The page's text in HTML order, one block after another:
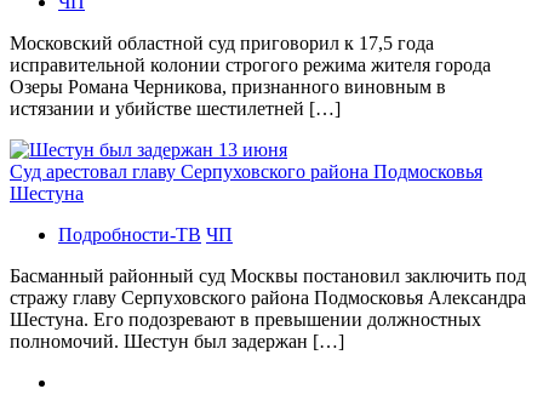
Московский областной суд приговорил к 17,5 года
исправительной колонии строгого режима жителя города
Озеры Романа Черникова, признанного виновным в
истязании и убийстве шестилетней […]
Суд арестовал главу Серпуховского района Подмосковья
Шестуна
Подробности-ТВ ЧП
Басманный районный суд Москвы постановил заключить под
стражу главу Серпуховского района Подмосковья Александра
Шестуна. Его подозревают в превышении должностных
полномочий. Шестун был задержан […]